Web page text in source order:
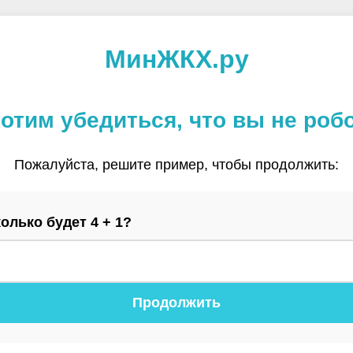
МинЖКХ.ру
убедиться, что вы не
Пожалуйста, решите пример, чтобы продолжить:
будет 4 + 1?
Продолжить